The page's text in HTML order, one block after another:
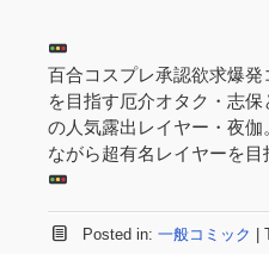
百合コスプレ承認欲求爆
を目指す厄介オタク・志保
の人気露出レイヤー・夜
ながら超有名レイヤーを目
Posted in: 一般コミック